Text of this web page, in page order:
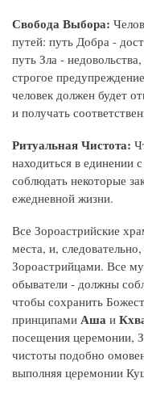
Свобода Выбора:
путей: путь Добра -
путь Зла -
строгое
человек должен будет
и получать
Ритуальная Чистота:
находиться в единении
соблюдать некоторые
ежедневной жизни.
Все Зороастрийские
места, и,
Зороастрийцами. Все
обыватели - должны
чтобы сохранить
принципами Аша и
посещения церемонии,
чистоты подобно
выполняя церемонии